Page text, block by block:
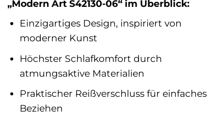
„Modern Art S42130-06“ im Überblick:
Einzigartiges Design, inspiriert von
moderner Kunst
Höchster Schlafkomfort durch
atmungsaktive Materialien
Praktischer Reißverschluss für einfaches
Beziehen